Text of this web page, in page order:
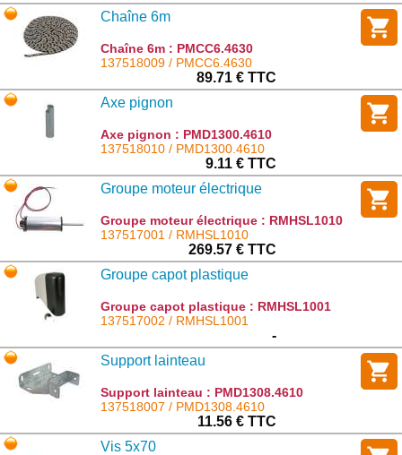
Chaîne 6m
Chaîne 6m : PMCC6.4630
137518009 / PMCC6.4630
89.71 € TTC
Axe pignon
Axe pignon : PMD1300.4610
137518010 / PMD1300.4610
9.11 € TTC
Groupe moteur électrique
Groupe moteur électrique : RMHSL1010
137517001 / RMHSL1010
269.57 € TTC
Groupe capot plastique
Groupe capot plastique : RMHSL1001
137517002 / RMHSL1001
-
Support lainteau
Support lainteau : PMD1308.4610
137518007 / PMD1308.4610
11.56 € TTC
Vis 5x70